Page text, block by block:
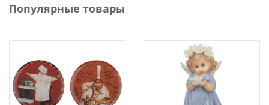
Популярные товары